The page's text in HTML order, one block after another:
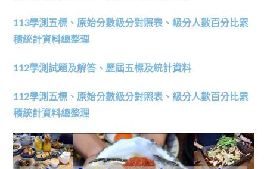
113學測五標、原始分數級分對照表、級分人數百分比累
積統計資料總整理
112學測試題及解答、歷屆五標及統計資料
112學測五標、原始分數級分對照表、級分人數百分比累
積統計資料總整理